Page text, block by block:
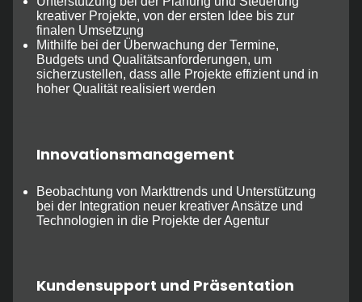
kreativer Projekte, von der ersten Idee bis zur
finalen Umsetzung
Mithilfe bei der Überwachung der Termine,
Budgets und Qualitätsanforderungen, um
sicherzustellen, dass alle Projekte effizient und in
hoher Qualität realisiert werden
Innovationsmanagement
Beobachtung von Markttrends und Unterstützung
bei der Integration neuer kreativer Ansätze und
Technologien in die Projekte der Agentur
Kundensupport und Präsentation